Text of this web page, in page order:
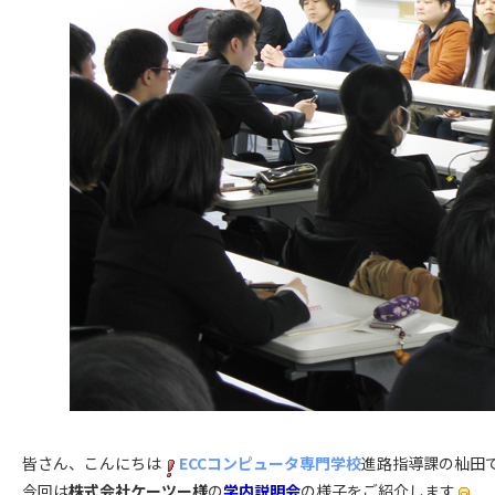
皆さん、こんにちは ECCコンピュータ専門学校進路指導課の杣田
今回は株式会社ケーツー様の学内説明会の様子をご紹介します